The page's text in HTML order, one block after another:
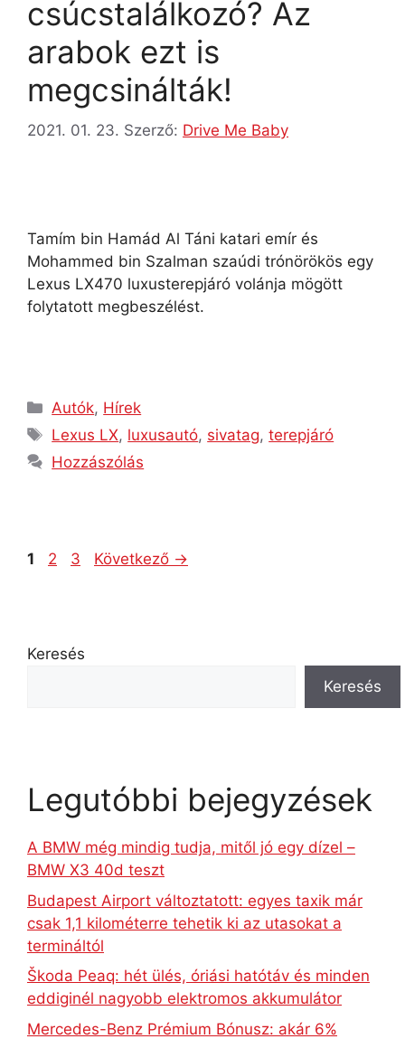
csúcstalálkozó? Az
arabok ezt is
megcsinálták!
2021. 01. 23. Szerző: Drive Me Baby
Tamím bin Hamád Al Táni katari emír és
Mohammed bin Szalman szaúdi trónörökös egy
Lexus LX470 luxusterepjáró volánja mögött
folytatott megbeszélést.
Autók, Hírek
Lexus LX, luxusautó, sivatag,terepjáró
Hozzászólás
1 2 3 Következő →
Keresés
Keresés
Legutóbbi bejegyzések
A BMW még mindig tudja, mitől jó egy dízel –
BMW X3 40d teszt
Budapest Airport változtatott: egyes taxik már
csak 1,1 kilométerre tehetik ki az utasokat a
termináltól
Škoda Peaq: hét ülés, óriási hatótáv és minden
eddiginél nagyobb elektromos akkumulátor
Mercedes-Benz Prémium Bónusz: akár 6%